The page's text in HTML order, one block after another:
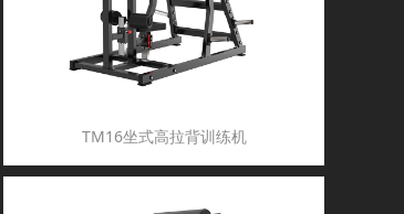
TM16坐式高拉背训练机